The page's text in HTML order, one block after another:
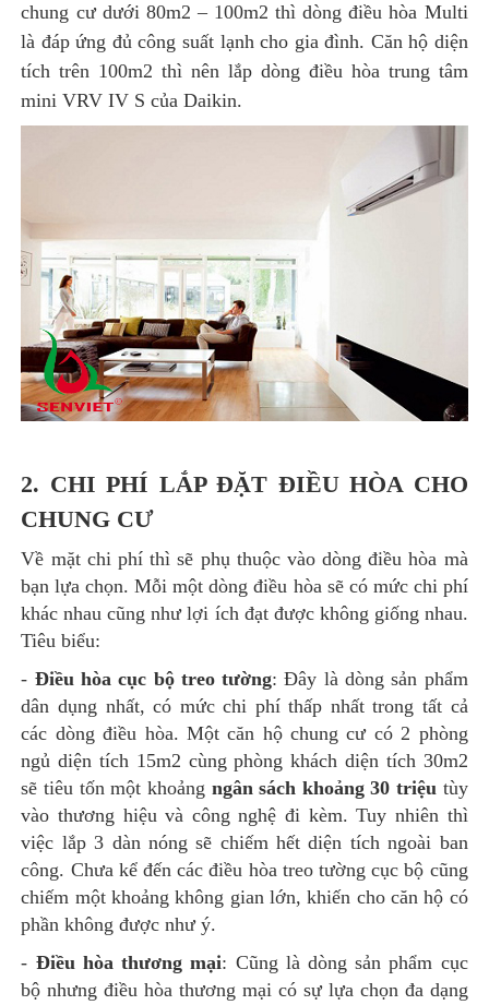
chung cư dưới 80m2 – 100m2 thì dòng điều hòa Multi
là đáp ứng đủ công suất lạnh cho gia đình. Căn hộ diện
tích trên 100m2 thì nên lắp dòng điều hòa trung tâm
mini VRV IV S của Daikin.
2. CHI PHÍ LẮP ĐẶT ĐIỀU HÒA CHO
CHUNG CƯ
Về mặt chi phí thì sẽ phụ thuộc vào dòng điều hòa mà
bạn lựa chọn. Mỗi một dòng điều hòa sẽ có mức chi phí
khác nhau cũng như lợi ích đạt được không giống nhau.
Tiêu biểu:
- Điều hòa cục bộ treo tường: Đây là dòng sản phẩm
dân dụng nhất, có mức chi phí thấp nhất trong tất cả
các dòng điều hòa. Một căn hộ chung cư có 2 phòng
ngủ diện tích 15m2 cùng phòng khách diện tích 30m2
sẽ tiêu tốn một khoảng ngân sách khoảng 30 triệutùy
vào thương hiệu và công nghệ đi kèm. Tuy nhiên thì
việc lắp 3 dàn nóng sẽ chiếm hết diện tích ngoài ban
công. Chưa kể đến các điều hòa treo tường cục bộ cũng
chiếm một khoảng không gian lớn, khiến cho căn hộ có
phần không được như ý.
- Điều hòa thương mại: Cũng là dòng sản phẩm cục
bộ nhưng điều hòa thương mại có sự lựa chọn đa dạng